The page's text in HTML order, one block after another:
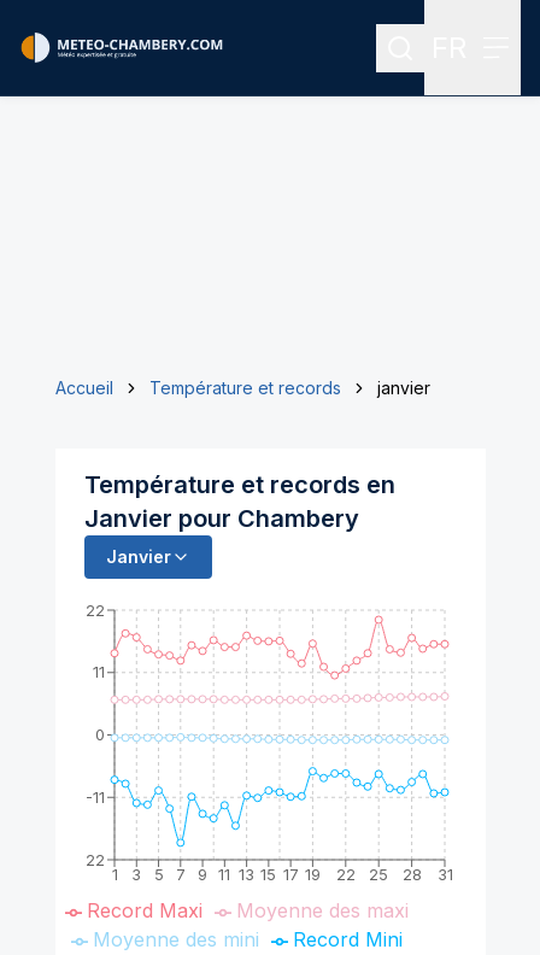
Rechercher
Accueil Température et records janvier
Température et records en
Janvier pour Chambery
Janvier
1 3 5 7 9 11 13 15 17 19 22 25 28 31
-22
-11
0
11
22
Record Maxi
Moyenne des maxi
Moyenne des mini
Record Mini